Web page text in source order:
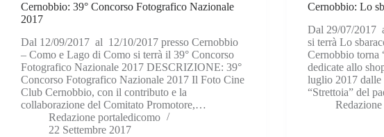
Cernobbio: 39° Concorso Fotografico Nazionale
2017
Dal 12/09/2017 al 12/10/2017 presso Cernobbio
– Como e Lago di Como si terrà il 39° Concorso
Fotografico Nazionale 2017 DESCRIZIONE: 39°
Concorso Fotografico Nazionale 2017 Il Foto Cine
Club Cernobbio, con il contributo e la
collaborazione del Comitato Promotore,…
Redazione portaledicomo
22 Settembre 2017
Cernobbio: Lo
Dal 29/07/2017
si terrà Lo
Cernobbio torna
dedicate allo
luglio 2017 dalle
“Strettoia” del